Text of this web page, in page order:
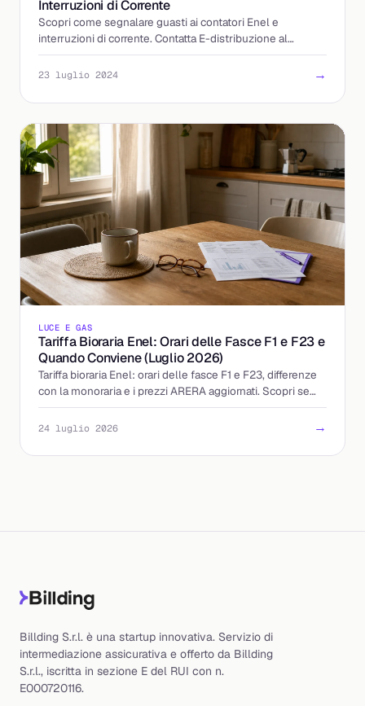
Interruzioni di Corrente
Scopri come segnalare guasti ai contatori Enel e
interruzioni di corrente. Contatta E-distribuzione al
numero 803500 per assistenza immediata.
23 luglio 2024 →
LUCE E GAS
Tariffa Bioraria Enel: Orari delle Fasce F1 e F23 e
Quando Conviene (Luglio 2026)
Tariffa bioraria Enel: orari delle fasce F1 e F23, differenze
con la monoraria e i prezzi ARERA aggiornati. Scopri se
accendere la sera conviene davvero.
24 luglio 2026 →
Billding S.r.l. è una startup innovativa. Servizio di
intermediazione assicurativa e offerto da Billding
S.r.l., iscritta in sezione E del RUI con n.
E000720116.